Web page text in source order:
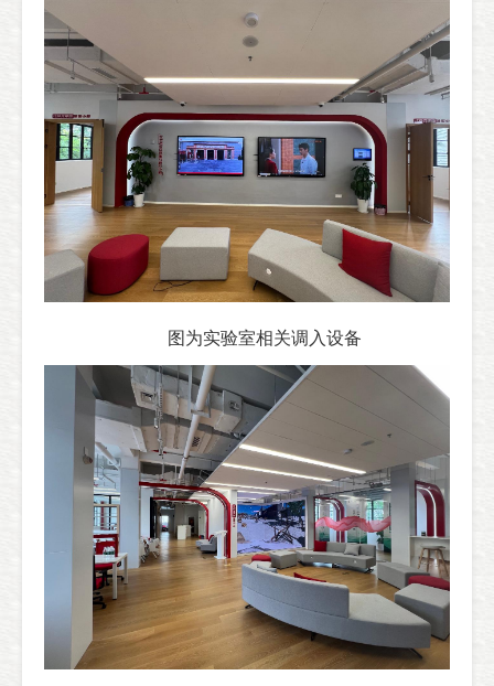
图为实验室相关调入设备